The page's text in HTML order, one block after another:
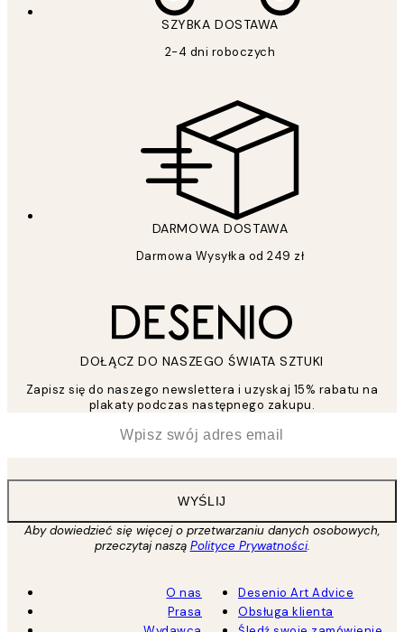
SZYBKA DOSTAWA
2-4 dni roboczych
DARMOWA DOSTAWA
Darmowa Wysyłka od 249 zł
DOŁĄCZ DO NASZEGO ŚWIATA SZTUKI
Zapisz się do naszego newslettera i uzyskaj 15% rabatu na
plakaty podczas następnego zakupu.
WYŚLIJ
Aby dowiedzieć się więcej o przetwarzaniu danych osobowych,
przeczytaj naszą Polityce Prywatności.
O nas
Prasa
Desenio Art Advice
Obsługa klienta